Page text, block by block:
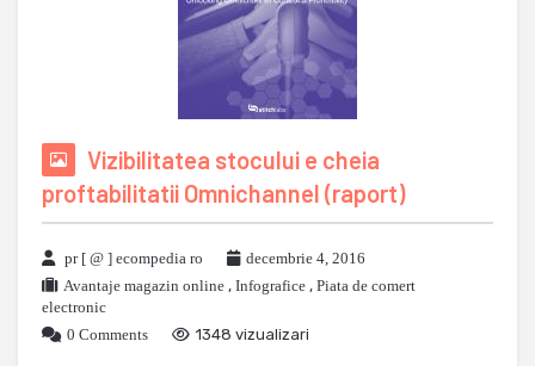
Vizibilitatea stocului e cheia
proftabilitatii Omnichannel (raport)
pr [ @ ] ecompedia ro
decembrie 4, 2016
Avantaje magazin online , Infografice , Piata de comert
electronic
0 Comments
1348 vizualizari